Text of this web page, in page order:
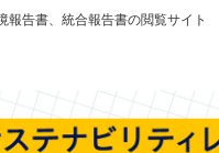
告書、統合報告書の閲覧サイト